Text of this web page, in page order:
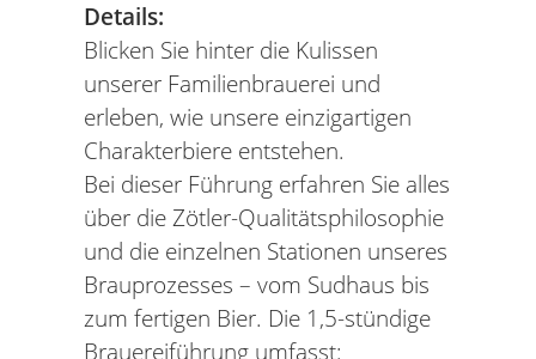
Details:
Blicken Sie hinter die Kulissen
unserer Familienbrauerei und
erleben, wie unsere einzigartigen
Charakterbiere entstehen.
Bei dieser Führung erfahren Sie alles
über die Zötler-Qualitätsphilosophie
und die einzelnen Stationen unseres
Brauprozesses – vom Sudhaus bis
zum fertigen Bier. Die 1,5-stündige
Brauereiführung umfasst: